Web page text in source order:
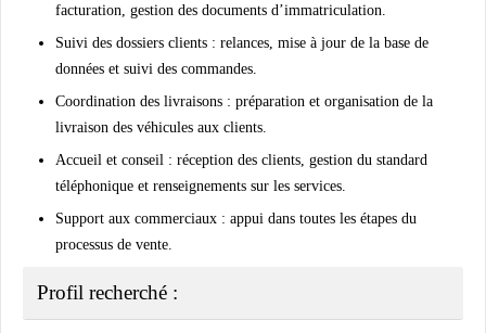
facturation, gestion des documents d’immatriculation.
Suivi des dossiers clients : relances, mise à jour de la base de
données et suivi des commandes.
Coordination des livraisons : préparation et organisation de la
livraison des véhicules aux clients.
Accueil et conseil : réception des clients, gestion du standard
téléphonique et renseignements sur les services.
Support aux commerciaux : appui dans toutes les étapes du
processus de vente.
Profil recherché :